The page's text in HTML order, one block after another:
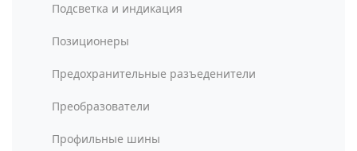
Подсветка и индикация
Позиционеры
Предохранительные разъеденители
Преобразователи
Профильные шины